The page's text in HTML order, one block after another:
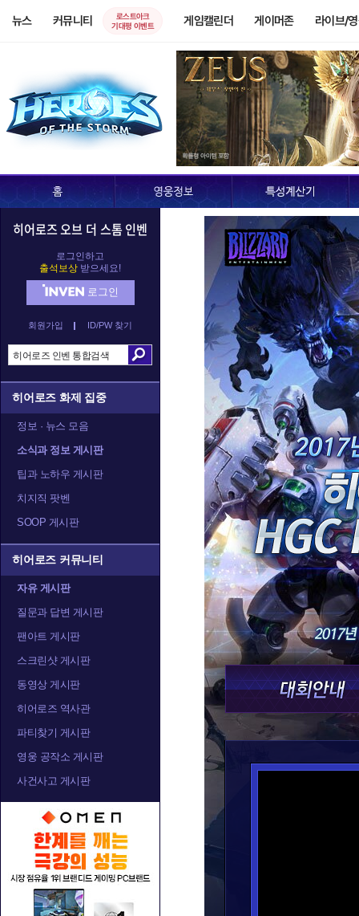
뉴스 커뮤니티
로스트아크
기대평 이벤트
게임캘린더 게이머존 라이브/
히어로즈 오브 더 스톰 인벤
로그인하고
출석보상 받으세요!
로그인
회원가입 ID/PW 찾기
히어로즈 화제 집중
정보 · 뉴스 모음
소식과 정보 게시판
팁과 노하우 게시판
치지직 팟벤
SOOP 게시판
히어로즈 커뮤니티
자유 게시판
질문과 답변 게시판
팬아트 게시판
스크린샷 게시판
동영상 게시판
히어로즈 역사관
파티찾기 게시판
영웅 공작소 게시판
사건사고 게시판